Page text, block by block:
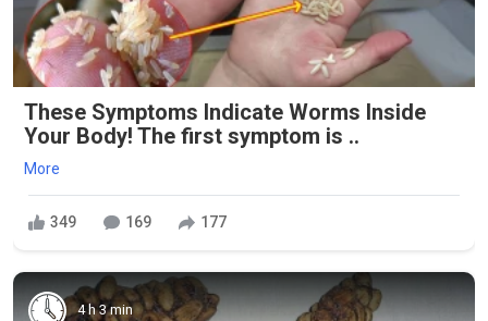
These Symptoms Indicate Worms Inside
Your Body! The first symptom is ..
More
349 169 177
4 h 3 min